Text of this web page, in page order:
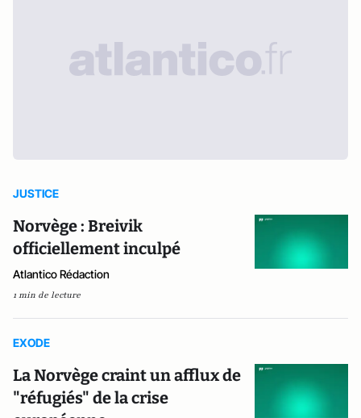
JUSTICE
Norvège : Breivik
officiellement inculpé
Atlantico Rédaction
1 min de lecture
EXODE
La Norvège craint un afflux de
"réfugiés" de la crise